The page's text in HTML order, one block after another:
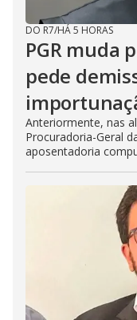
DO R7/HÁ 5 HORAS
PGR muda
pede
Anteriormente, nas
Procuradoria-Geral
aposentadoria